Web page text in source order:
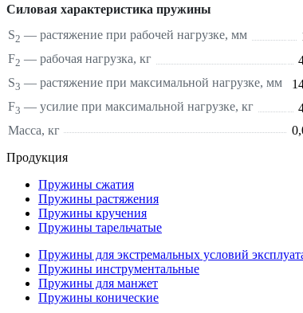
Силовая характеристика пружины
S2 — растяжение при рабочей нагрузке, мм
F2 — рабочая нагрузка, кг
S3 — растяжение при максимальной нагрузке, мм
F3 — усилие при максимальной нагрузке, кг
Масса, кг
Продукция
Пружины сжатия
Пружины растяжения
Пружины кручения
Пружины тарельчатые
Пружины для экстремальных условий
Пружины инструментальные
Пружины для манжет
Пружины конические